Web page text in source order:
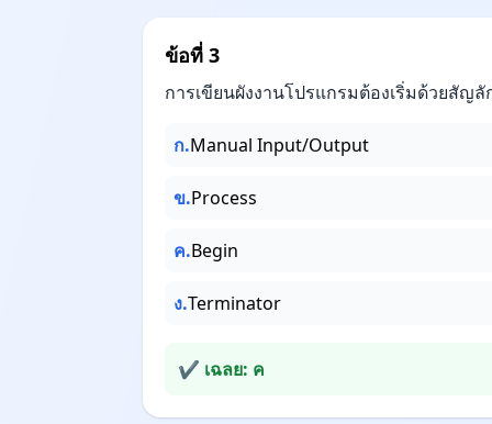
ข้อที่ 3
การเขียนผังงานโปรแกรมต้องเริ่มด้วยสัญ
ก.Manual Input/Output
ข.Process
ค.Begin
ง.Terminator
✔ เฉลย: ค